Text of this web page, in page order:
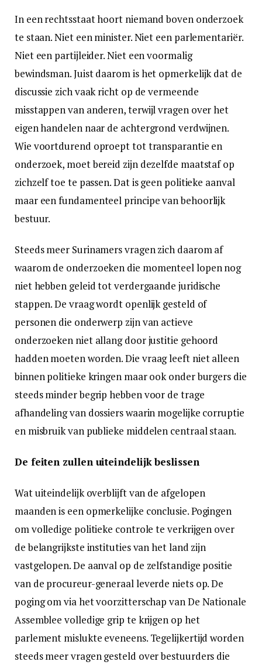
In een rechtsstaat hoort niemand boven onderzoek
te staan. Niet een minister. Niet een parlementariër.
Niet een partijleider. Niet een voormalig
bewindsman. Juist daarom is het opmerkelijk dat de
discussie zich vaak richt op de vermeende
misstappen van anderen, terwijl vragen over het
eigen handelen naar de achtergrond verdwijnen.
Wie voortdurend oproept tot transparantie en
onderzoek, moet bereid zijn dezelfde maatstaf op
zichzelf toe te passen. Dat is geen politieke aanval
maar een fundamenteel principe van behoorlijk
bestuur.
Steeds meer Surinamers vragen zich daarom af
waarom de onderzoeken die momenteel lopen nog
niet hebben geleid tot verdergaande juridische
stappen. De vraag wordt openlijk gesteld of
personen die onderwerp zijn van actieve
onderzoeken niet allang door justitie gehoord
hadden moeten worden. Die vraag leeft niet alleen
binnen politieke kringen maar ook onder burgers die
steeds minder begrip hebben voor de trage
afhandeling van dossiers waarin mogelijke corruptie
en misbruik van publieke middelen centraal staan.
De feiten zullen uiteindelijk beslissen
Wat uiteindelijk overblijft van de afgelopen
maanden is een opmerkelijke conclusie. Pogingen
om volledige politieke controle te verkrijgen over
de belangrijkste instituties van het land zijn
vastgelopen. De aanval op de zelfstandige positie
van de procureur-generaal leverde niets op. De
poging om via het voorzitterschap van De Nationale
Assemblee volledige grip te krijgen op het
parlement mislukte eveneens. Tegelijkertijd worden
steeds meer vragen gesteld over bestuurders die